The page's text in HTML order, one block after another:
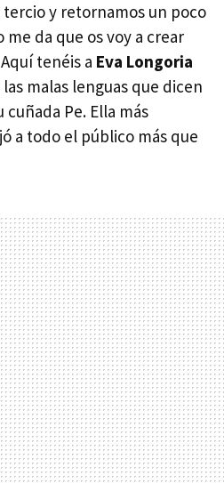
tercio y retornamos un poco
da que os voy a crear
tenéis a Eva Longoria
malas lenguas que dicen
Pe. Ella más
a todo el público más que